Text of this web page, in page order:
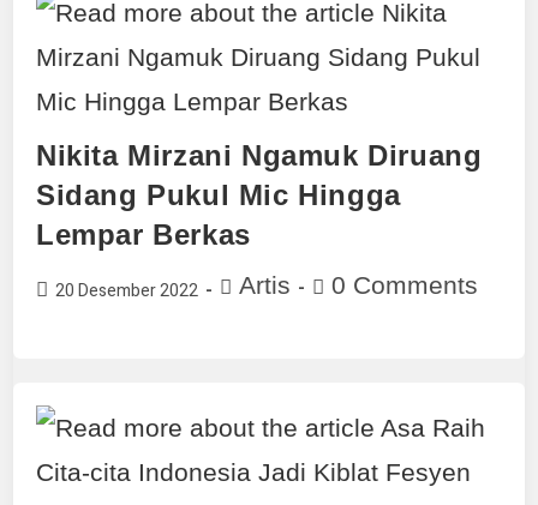
Nikita Mirzani Ngamuk Diruang
Sidang Pukul Mic Hingga
Lempar Berkas
20 Desember 2022 Artis 0 Comments